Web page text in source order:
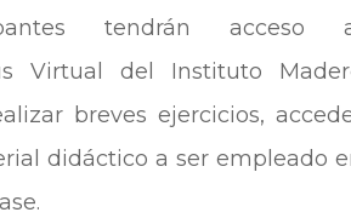
tendrán acceso
Virtual del Instituto
breves ejercicios,
didáctico a ser empleado